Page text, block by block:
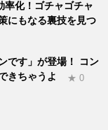
率化！ゴチャゴチャ
にもなる裏技を見つ
です」が登場！ コン
きちゃうよ
★ 0